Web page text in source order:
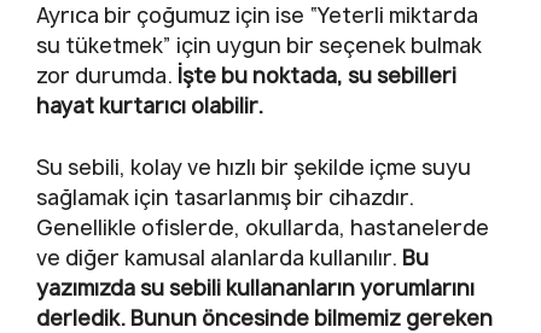
Ayrıca bir çoğumuz için ise “Yeterli miktarda
su tüketmek” için uygun bir seçenek bulmak
zor durumda. İşte bu noktada, su sebilleri
hayat kurtarıcı olabilir.
Su sebili, kolay ve hızlı bir şekilde içme suyu
sağlamak için tasarlanmış bir cihazdır.
Genellikle ofislerde, okullarda, hastanelerde
ve diğer kamusal alanlarda kullanılır. Bu
yazımızda su sebili kullananların yorumlarını
derledik. Bunun öncesinde bilmemiz gereken